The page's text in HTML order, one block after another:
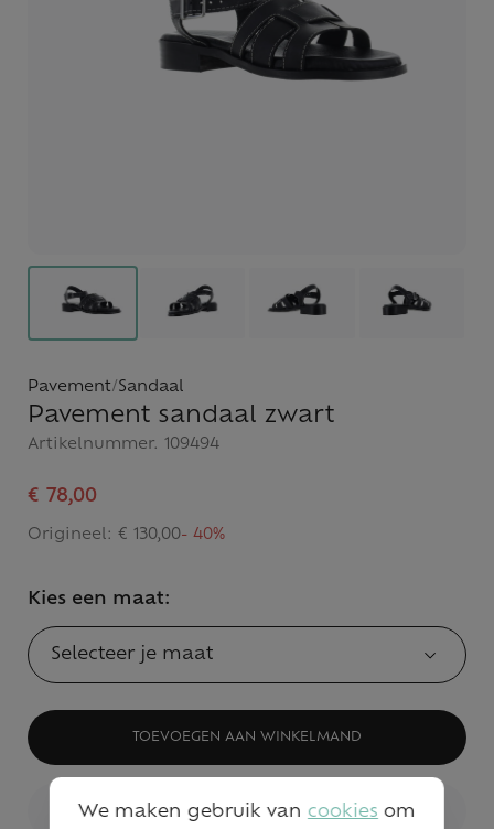
Pavement/Sandaal
Pavement sandaal zwart
Artikelnummer. 109494
€ 78,00
Origineel: € 130,00- 40%
Kies een maat:
Selecteer je maat
TOEVOEGEN AAN WINKELMAND
BEKIJK WINKELVOORRAAD
We maken gebruik van cookies om